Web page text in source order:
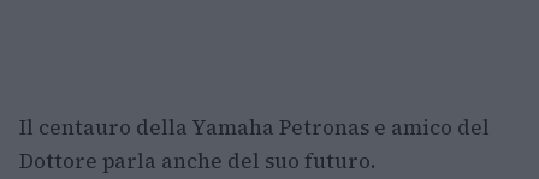
Il centauro della Yamaha Petronas e amico del
Dottore parla anche del suo futuro.